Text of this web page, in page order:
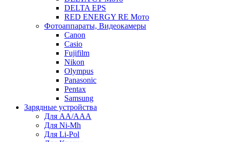
DELTA EPS
RED ENERGY RE Мото
Фотоаппараты, Видеокамеры
Canon
Casio
Fujifilm
Nikon
Olympus
Panasonic
Pentax
Samsung
Зарядные устройства
Для AA/AAA
Для Ni-Mh
Для Li-Pol